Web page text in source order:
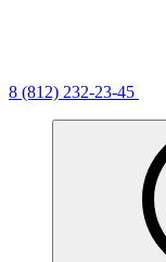
8 (812) 232-23-45